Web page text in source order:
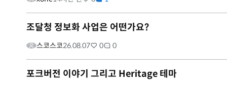
조달청 정보화 사업은 어떤가요?
스코스코26.08.07 0 0
포크버전 이야기 그리고 Heritage 테마